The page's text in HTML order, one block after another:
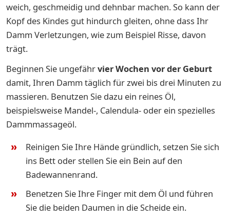
weich, geschmeidig und dehnbar machen. So kann der
Kopf des Kindes gut hindurch gleiten, ohne dass Ihr
Damm Verletzungen, wie zum Beispiel Risse, davon
trägt.
Beginnen Sie ungefährvier Wochen vor der Geburt
damit, Ihren Damm täglich für zwei bis drei Minuten zu
massieren. Benutzen Sie dazu ein reines Öl,
beispielsweise Mandel-, Calendula- oder ein spezielles
Dammmassageöl.
Reinigen Sie Ihre Hände gründlich, setzen Sie sich
ins Bett oder stellen Sie ein Bein auf den
Badewannenrand.
Benetzen Sie Ihre Finger mit dem Öl und führen
Sie die beiden Daumen in die Scheide ein.